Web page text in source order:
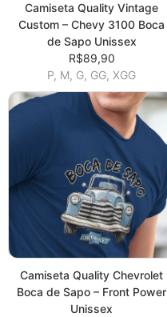
Camiseta Quality Vintage
Custom – Chevy 3100 Boca
de Sapo Unissex
R$89,90
P, M, G, GG, XGG
Camiseta Quality Chevrolet
Boca de Sapo – Front Power
Unissex